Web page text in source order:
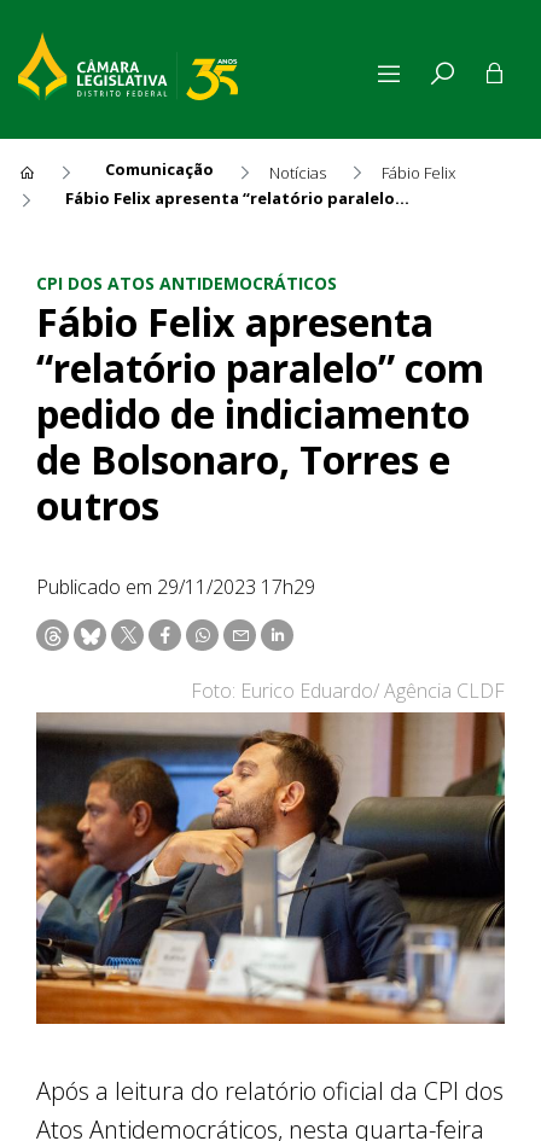
Comunicação Notícias
Fábio Felix
Fábio Felix apresenta “relatório paralelo” com pedido de indiciamento de Bolsonaro, Torres e outros
CPI DOS ATOS ANTIDEMOCRÁTICOS
Fábio Felix apresenta
“relatório paralelo” com
pedido de indiciamento
de Bolsonaro, Torres e
outros
Publicado em 29/11/2023 17h29
Foto: Eurico Eduardo/ Agência CLDF
Após a leitura do relatório oficial da CPI dos
Atos Antidemocráticos, nesta quarta-feira